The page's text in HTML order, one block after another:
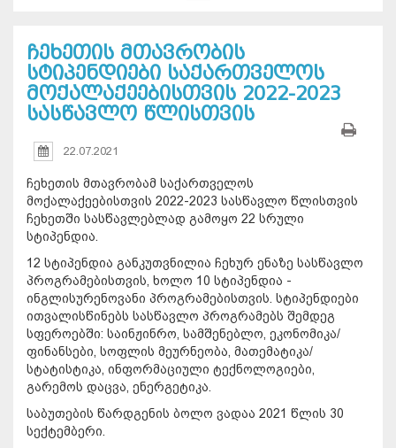
ჩეხეთის მთავრობის
სტიპენდიები საქართველოს
მოქალაქეებისთვის 2022-2023
სასწავლო წლისთვის
22.07.2021
ჩეხეთის მთავრობამ საქართველოს
მოქალაქეებისთვის 2022-2023 სასწავლო წლისთვის
ჩეხეთში სასწავლებლად გამოყო 22 სრული
სტიპენდია.
12 სტიპენდია განკუთვნილია ჩეხურ ენაზე სასწავლო
პროგრამებისთვის, ხოლო 10 სტიპენდია -
ინგლისურენოვანი პროგრამებისთვის. სტიპენდიები
ითვალისწინებს სასწავლო პროგრამებს შემდეგ
სფეროებში: საინჟინრო, სამშენებლო, ეკონომიკა/
ფინანსები, სოფლის მეურნეობა, მათემატიკა/
სტატისტიკა, ინფორმაციული ტექნოლოგიები,
გარემოს დაცვა, ენერგეტიკა.
საბუთების წარდგენის ბოლო ვადაა 2021 წლის 30
სექტემბერი.